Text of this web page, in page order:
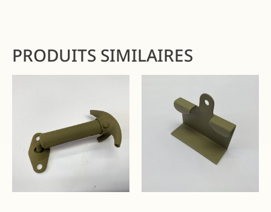
PRODUITS SIMILAIRES